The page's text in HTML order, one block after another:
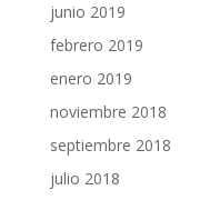
junio 2019
febrero 2019
enero 2019
noviembre 2018
septiembre 2018
julio 2018